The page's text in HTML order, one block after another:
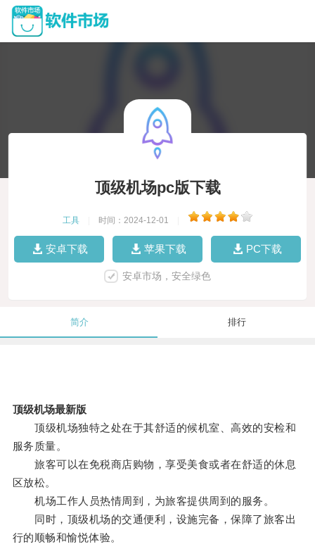
顶级机场pc版下载
工具 时间：2024-12-01
安卓下载 苹果下载 PC下载
安卓市场，安全绿色
简介 排行
顶级机场最新版
顶级机场独特之处在于其舒适的候机室、高效的安检和
服务质量。
旅客可以在免税商店购物，享受美食或者在舒适的休息
区放松。
机场工作人员热情周到，为旅客提供周到的服务。
同时，顶级机场的交通便利，设施完备，保障了旅客出
行的顺畅和愉悦体验。